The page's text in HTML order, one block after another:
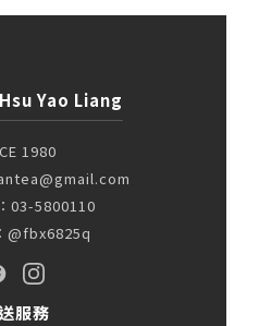
Yao Liang
1980
03-5800110
@fbx6825q
服務